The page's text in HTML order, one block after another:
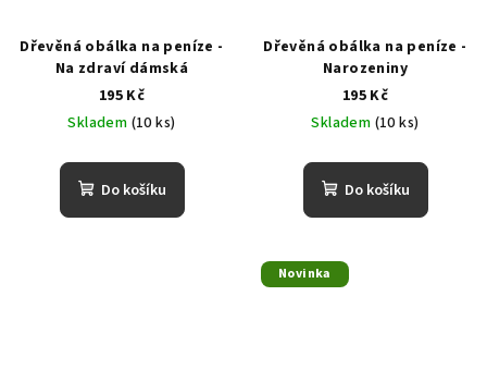
Dřevěná obálka na peníze -
Na zdraví dámská
195 Kč
Skladem (10 ks)
Do košíku
Dřevěná obálka na peníze -
Narozeniny
195 Kč
Skladem (10 ks)
Do košíku
Novinka